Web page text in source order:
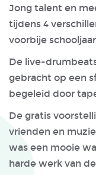
Jong talent en
tijdens 4
voorbije
De live-
gebracht op een
begeleid door
De gratis
vrienden en
was een mooie
harde werk van